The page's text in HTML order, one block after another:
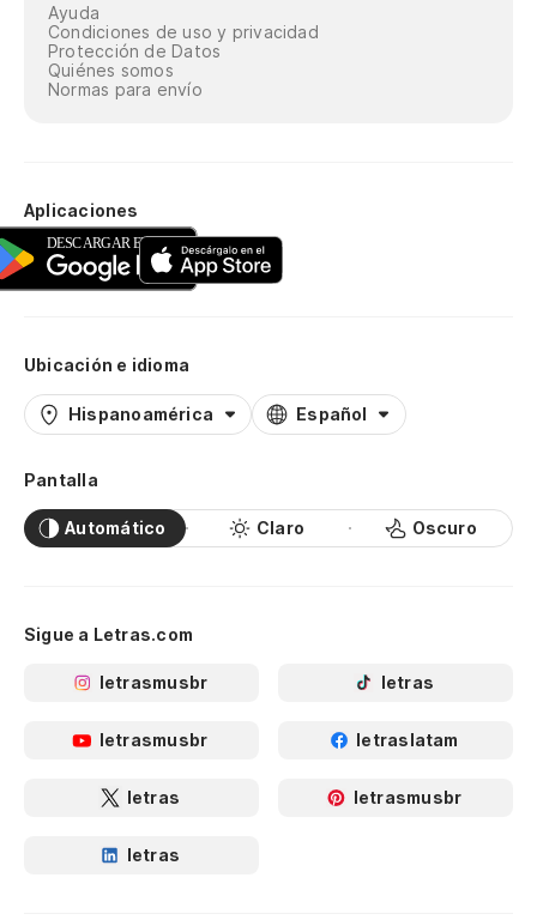
Ayuda
Condiciones de uso y privacidad
Protección de Datos
Quiénes somos
Normas para envío
Aplicaciones
Ubicación e idioma
Hispanoamérica Español
Pantalla
Automático Claro Oscuro
Sigue a Letras.com
letrasmusbr letras
letrasmusbr letraslatam
letras letrasmusbr
letras